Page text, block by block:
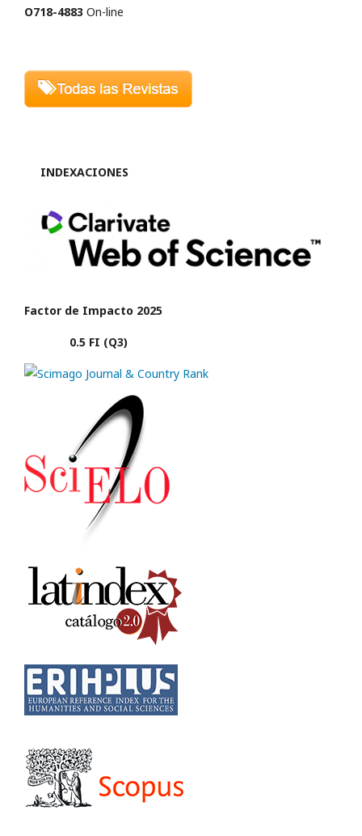
O718-4883 On-line
INDEXACIONES
Factor de Impacto 2025
0.5 FI (Q3)